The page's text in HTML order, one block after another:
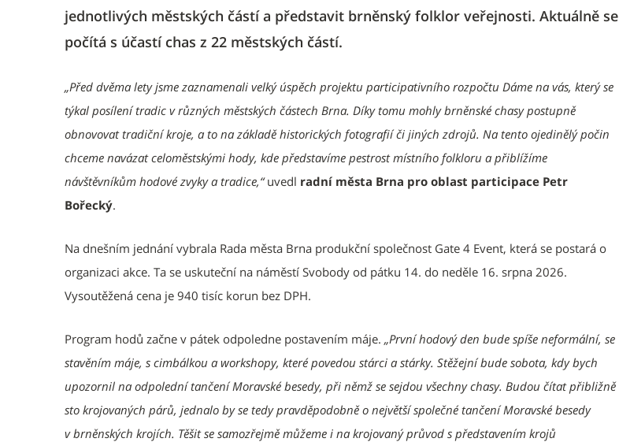
jednotlivých městských částí a představit brněnský folklor veřejnosti. Aktuálně se
počítá s účastí chas z 22 městských částí.
„Před dvěma lety jsme zaznamenali velký úspěch projektu participativního rozpočtu Dáme na vás, který se
týkal posílení tradic v různých městských částech Brna. Díky tomu mohly brněnské chasy postupně
obnovovat tradiční kroje, a to na základě historických fotografií či jiných zdrojů. Na tento ojedinělý počin
chceme navázat celoměstskými hody, kde představíme pestrost místního folkloru a přiblížíme
návštěvníkům hodové zvyky a tradice,“uvedl radní města Brna pro oblast participace Petr
Bořecký.
Na dnešním jednání vybrala Rada města Brna produkční společnost Gate 4 Event, která se postará o
organizaci akce. Ta se uskuteční na náměstí Svobody od pátku 14. do neděle 16. srpna 2026.
Vysoutěžená cena je 940 tisíc korun bez DPH.
Program hodů začne v pátek odpoledne postavením máje. „První hodový den bude spíše neformální, se
stavěním máje, s cimbálkou a workshopy, které povedou stárci a stárky. Stěžejní bude sobota, kdy bych
upozornil na odpolední tančení Moravské besedy, při němž se sejdou všechny chasy. Budou čítat přibližně
sto krojovaných párů, jednalo by se tedy pravděpodobně o největší společné tančení Moravské besedy
v brněnských krojích. Těšit se samozřejmě můžeme i na krojovaný průvod s představením krojů